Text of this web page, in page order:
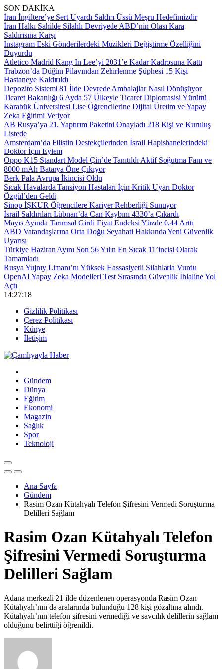
SON DAKİKA
İran İngiltere’ye Sert Uyardı Saldırı Üssü Meşru Hedefimizdir
İran Halkı Sahilde Silahlı Devriyede ABD’nin Olası Kara
Saldırısına Karşı
Instagram Eski Gönderilerdeki Müzikleri Değiştirme Özelliğini
Duyurdu
Atletico Madrid Kang In Lee’yi 2031’e Kadar Kadrosuna Kattı
Trabzon’da Düğün Pilavından Zehirlenme Şüphesi 15 Kişi
Hastaneye Kaldırıldı
Depozito Sistemi 81 İlde Devrede Ambalajlar Nasıl Dönüşüyor
Ticaret Bakanlığı 6 Ayda 57 Ülkeyle Ticaret Diplomasisi Yürüttü
Karabük Üniversitesi Lise Öğrencilerine Dijital Üretim ve Yapay
Zeka Eğitimi Veriyor
AB Rusya’ya 21. Yaptırım Paketini Onayladı 218 Kişi ve Kuruluş
Listede
Amsterdam’da Filistin Destekçilerinden İsrail Hapishanelerindeki
Doktor İçin Eylem
Oppo K15 Standart Model Çin’de Tanıtıldı Aktif Soğutma Fanı ve
8000 mAh Batarya Öne Çıkıyor
Berk Pala Avrupa İkincisi Oldu
Sıcak Havalarda Tansiyon Hastaları İçin Kritik Uyarı Doktor
Özgül’den Geldi
Sinop İŞKUR Öğrencilere Kariyer Rehberliği Sunuyor
İsrail Saldırıları Lübnan’da Can Kaybını 4330’a Çıkardı
Mayıs Ayında Tarımsal Girdi Fiyat Endeksi Yüzde 0,44 Arttı
ABD Vatandaşlarına Orta Doğu Seyahati Hakkında Yeni Güvenlik
Uyarısı
Türkiye Haziran Ayını Son 56 Yılın En Sıcak 11’incisi Olarak
Tamamladı
Rusya Yujnıy Limanı’nı Yüksek Hassasiyetli Silahlarla Vurdu
OpenAI Yapay Zeka Modelleri Test Sırasında Güvenlik İhlaline Yol
Açtı
14:27:18
Gizlilik Politikası
Çerez Politikası
Künye
İletişim
Gündem
Dünya
Eğitim
Ekonomi
Magazin
Sağlık
Spor
Teknoloji
Ana Sayfa
Gündem
Rasim Ozan Kütahyalı Telefon Şifresini Vermedi Soruşturma
Delilleri Sağlam
Rasim Ozan Kütahyalı Telefon
Şifresini Vermedi Soruşturma
Delilleri Sağlam
Adana merkezli 21 ilde düzenlenen operasyonda Rasim Ozan
Kütahyalı’nın da aralarında bulunduğu 128 kişi gözaltına alındı.
Kütahyalı’nın telefon şifresini vermediği ve savcılık delillerin sağlam
olduğunu belirttiği öğrenildi.